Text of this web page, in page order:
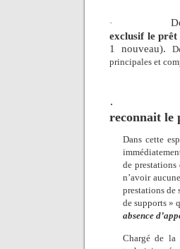
·
exclusif le prêt
1 nouveau).
principales et
·
reconnait le
Dans cette
de
n’avoir
prestations de
de supports »
absence
Chargé de la